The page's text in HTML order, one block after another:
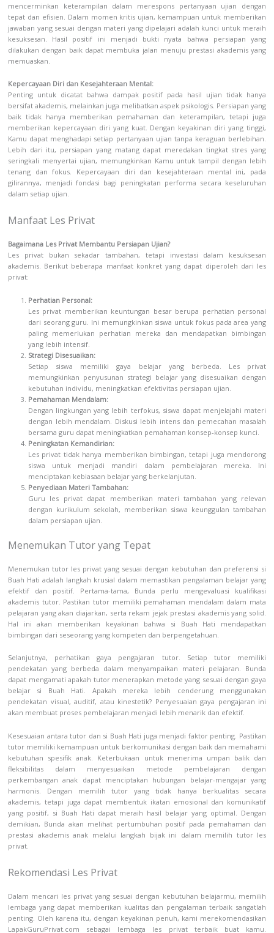
mencerminkan keterampilan dalam merespons pertanyaan ujian dengan
tepat dan efisien. Dalam momen kritis ujian, kemampuan untuk memberikan
jawaban yang sesuai dengan materi yang dipelajari adalah kunci untuk meraih
kesuksesan. Hasil positif ini menjadi bukti nyata bahwa persiapan yang
dilakukan dengan baik dapat membuka jalan menuju prestasi akademis yang
memuaskan.
Kepercayaan Diri dan Kesejahteraan Mental:
Penting untuk dicatat bahwa dampak positif pada hasil ujian tidak hanya
bersifat akademis, melainkan juga melibatkan aspek psikologis. Persiapan yang
baik tidak hanya memberikan pemahaman dan keterampilan, tetapi juga
memberikan kepercayaan diri yang kuat. Dengan keyakinan diri yang tinggi,
Kamu dapat menghadapi setiap pertanyaan ujian tanpa keraguan berlebihan.
Lebih dari itu, persiapan yang matang dapat meredakan tingkat stres yang
seringkali menyertai ujian, memungkinkan Kamu untuk tampil dengan lebih
tenang dan fokus. Kepercayaan diri dan kesejahteraan mental ini, pada
gilirannya, menjadi fondasi bagi peningkatan performa secara keseluruhan
dalam setiap ujian.
Manfaat Les Privat
Bagaimana Les Privat Membantu Persiapan Ujian?
Les privat bukan sekadar tambahan, tetapi investasi dalam kesuksesan
akademis. Berikut beberapa manfaat konkret yang dapat diperoleh dari les
privat:
Perhatian Personal:
Les privat memberikan keuntungan besar berupa perhatian personal
dari seorang guru. Ini memungkinkan siswa untuk fokus pada area yang
paling memerlukan perhatian mereka dan mendapatkan bimbingan
yang lebih intensif.
Strategi Disesuaikan:
Setiap siswa memiliki gaya belajar yang berbeda. Les privat
memungkinkan penyusunan strategi belajar yang disesuaikan dengan
kebutuhan individu, meningkatkan efektivitas persiapan ujian.
Pemahaman Mendalam:
Dengan lingkungan yang lebih terfokus, siswa dapat menjelajahi materi
dengan lebih mendalam. Diskusi lebih intens dan pemecahan masalah
bersama guru dapat meningkatkan pemahaman konsep-konsep kunci.
Peningkatan Kemandirian:
Les privat tidak hanya memberikan bimbingan, tetapi juga mendorong
siswa untuk menjadi mandiri dalam pembelajaran mereka. Ini
menciptakan kebiasaan belajar yang berkelanjutan.
Penyediaan Materi Tambahan:
Guru les privat dapat memberikan materi tambahan yang relevan
dengan kurikulum sekolah, memberikan siswa keunggulan tambahan
dalam persiapan ujian.
Menemukan Tutor yang Tepat
Menemukan tutor les privat yang sesuai dengan kebutuhan dan preferensi si
Buah Hati adalah langkah krusial dalam memastikan pengalaman belajar yang
efektif dan positif. Pertama-tama, Bunda perlu mengevaluasi kualifikasi
akademis tutor. Pastikan tutor memiliki pemahaman mendalam dalam mata
pelajaran yang akan diajarkan, serta rekam jejak prestasi akademis yang solid.
Hal ini akan memberikan keyakinan bahwa si Buah Hati mendapatkan
bimbingan dari seseorang yang kompeten dan berpengetahuan.
Selanjutnya, perhatikan gaya pengajaran tutor. Setiap tutor memiliki
pendekatan yang berbeda dalam menyampaikan materi pelajaran. Bunda
dapat mengamati apakah tutor menerapkan metode yang sesuai dengan gaya
belajar si Buah Hati. Apakah mereka lebih cenderung menggunakan
pendekatan visual, auditif, atau kinestetik? Penyesuaian gaya pengajaran ini
akan membuat proses pembelajaran menjadi lebih menarik dan efektif.
Kesesuaian antara tutor dan si Buah Hati juga menjadi faktor penting. Pastikan
tutor memiliki kemampuan untuk berkomunikasi dengan baik dan memahami
kebutuhan spesifik anak. Keterbukaan untuk menerima umpan balik dan
fleksibilitas dalam menyesuaikan metode pembelajaran dengan
perkembangan anak dapat menciptakan hubungan belajar-mengajar yang
harmonis. Dengan memilih tutor yang tidak hanya berkualitas secara
akademis, tetapi juga dapat membentuk ikatan emosional dan komunikatif
yang positif, si Buah Hati dapat meraih hasil belajar yang optimal. Dengan
demikian, Bunda akan melihat pertumbuhan positif pada pemahaman dan
prestasi akademis anak melalui langkah bijak ini dalam memilih tutor les
privat.
Rekomendasi Les Privat
Dalam mencari les privat yang sesuai dengan kebutuhan belajarmu, memilih
lembaga yang dapat memberikan kualitas dan pengalaman terbaik sangatlah
penting. Oleh karena itu, dengan keyakinan penuh, kami merekomendasikan
LapakGuruPrivat.com sebagai lembaga les privat terbaik buat kamu.